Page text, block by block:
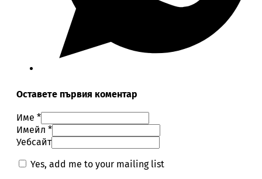
Оставете първия коментар
Име *
Имейл *
Уебсайт
Yes, add me to your mailing list